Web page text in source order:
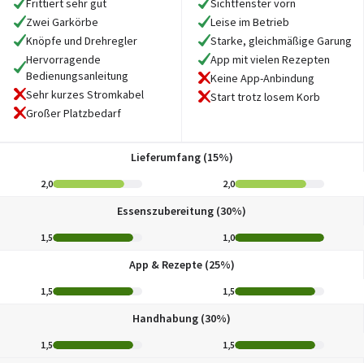
Frittiert sehr gut
Zwei Garkörbe
Knöpfe und Drehregler
Hervorragende
Bedienungsanleitung
Sehr kurzes Stromkabel
Großer Platzbedarf
Sichtfenster vorn
Leise im Betrieb
Starke, gleichmäßige Garung
App mit vielen Rezepten
Keine App-Anbindung
Start trotz losem Korb
Lieferumfang (15%)
2,0 2,0
Essenszubereitung (30%)
1,5 1,0
App & Rezepte (25%)
1,5 1,5
Handhabung (30%)
1,5 1,5